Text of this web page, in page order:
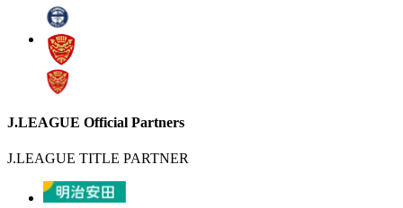
J.LEAGUE Official Partners
J.LEAGUE TITLE PARTNER